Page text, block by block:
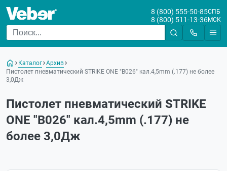
8 (800) 555-50-85СПБ
8 (800) 511-13-36МСК
Каталог Архив
Пистолет пневматический STRIKE ONE "B026" кал.4,5mm (.177) не более
3,0Дж
Пистолет пневматический STRIKE
ONE "B026" кал.4,5mm (.177) не
более 3,0Дж